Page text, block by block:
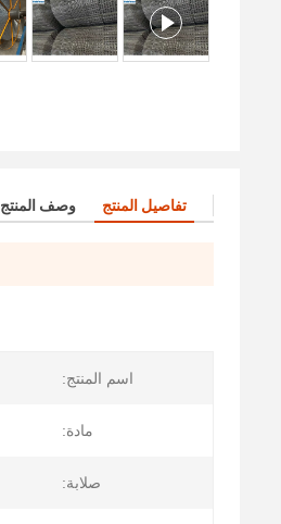
تفاصيل المنتج وصف المنتج
اسم المنتج:
مادة:
صلابة: